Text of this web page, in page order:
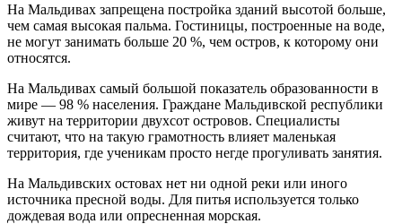
На Мальдивах запрещена постройка зданий высотой больше,
чем самая высокая пальма. Гостиницы, построенные на воде,
не могут занимать больше 20 %, чем остров, к которому они
относятся.
На Мальдивах самый большой показатель образованности в
мире — 98 % населения. Граждане Мальдивской республики
живут на территории двухсот островов. Специалисты
считают, что на такую грамотность влияет маленькая
территория, где ученикам просто негде прогуливать занятия.
На Мальдивских остовах нет ни одной реки или иного
источника пресной воды. Для питья используется только
дождевая вода или опресненная морская.